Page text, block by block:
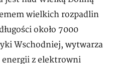
wielkich rozpadlin
około 7000
Wschodniej, wytwarza
energii z elektrowni